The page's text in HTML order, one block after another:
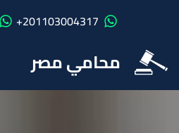
201103004317+
محامي مصر